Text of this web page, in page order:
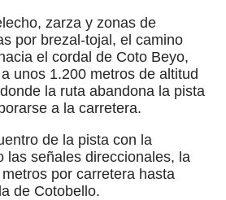
zarza y zonas de
por brezal-tojal, el camino
el cordal de Coto Beyo,
unos 1.200 metros de altitud
la ruta abandona la pista
a la carretera.
de la pista con la
las señales direccionales, la
por carretera hasta
de Cotobello.